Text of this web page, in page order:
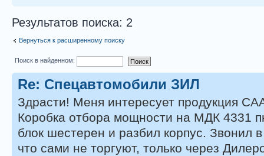
Результатов поиска: 2
Вернуться к расширенному поиску
Поиск в найденном:
Re: Спецавтомобили ЗИЛ
Здрасти! Меня интересует продукция
Коробка отбора мощности на МДК 4331
блок шестерен и разбил корпус. Звонил
что сами не торгуют, только через